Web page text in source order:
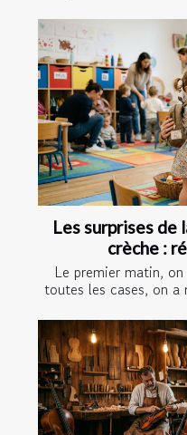
Les surprises de
crèche :
Le premier matin,
toutes les cases, on a